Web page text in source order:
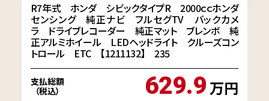
R7年式 ホンダ シビックタイプR 2000ｃｃホンダ
センシング 純正ナビ フルセグTV バックカメ
ラ ドライブレコーダー 純正マット ブレンボ 純
正アルミホイール LEDヘッドライト クルーズコン
トロール ETC 【1211132】 235
支払総額
（税込）
629.9万円